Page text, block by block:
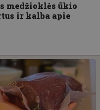
medžioklės ūkio
ir kalba apie